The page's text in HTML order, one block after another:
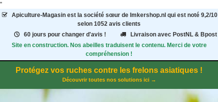
"
Apiculture-Magasinest la société sœur de Imkershop.nl qui est noté 9,2/10
selon 1052 avis clients
60 jours pour changer d'avis !
Livraison avec PostNL & Bpost
Site en construction. Nos abeilles traduisent le contenu. Merci de votre
compréhension !
Protégez vos ruches contre les frelons asiatiques !
Découvrir toutes nos solutions ici →